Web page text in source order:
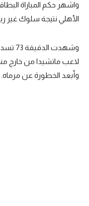
واشهر حكم المباراة
الأهلي نتيجة سلوك غير
لاعب ماتشيدا من خارج
وأبعد الخطورة عن مرماه.